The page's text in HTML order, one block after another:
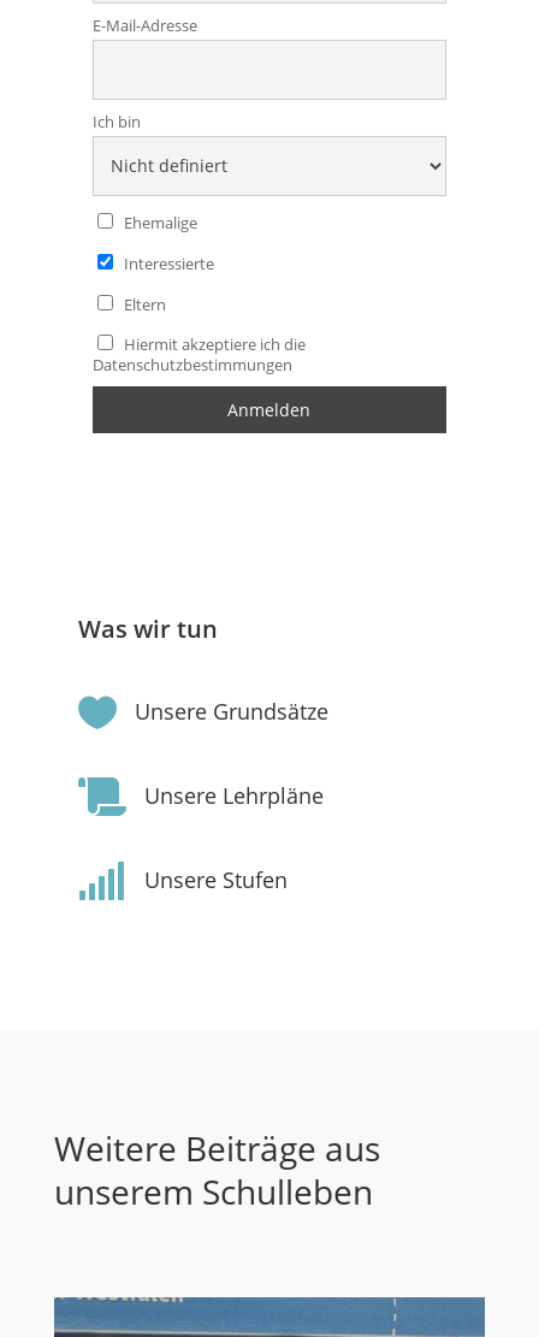
E-Mail-Adresse
Ich bin
Ehemalige
Interessierte
Eltern
Hiermit akzeptiere ich die
Datenschutzbestimmungen
Was wir tun
 Unsere Grundsätze
 Unsere Lehrpläne
 Unsere Stufen
Weitere Beiträge aus
unserem Schulleben